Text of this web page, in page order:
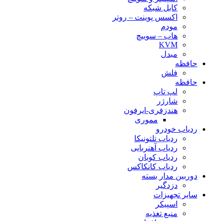
کابل شبکه
اکسس پوینت – روتر
مودم
هاب – سوییچ
KVM
مبدل
حافظه
فلش
حافظه
لپ تاپ
شارژر
هندزفری-ایرفون
مموری
ردیاب خودرو
ردیاب تلتونیکا
ردیاب آهنربایی
ردیاب کوبان
ردیاب کانکاکس
دوربین مدار بسته
دزدگیر
سایر تجهیزات
اسپیکر
منبع تغذیه